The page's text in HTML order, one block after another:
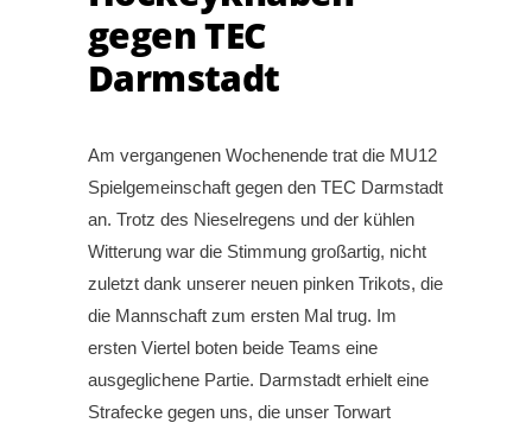
gegen TEC
Darmstadt
Am vergangenen Wochenende trat die MU12
Spielgemeinschaft gegen den TEC Darmstadt
an. Trotz des Nieselregens und der kühlen
Witterung war die Stimmung großartig, nicht
zuletzt dank unserer neuen pinken Trikots, die
die Mannschaft zum ersten Mal trug. Im
ersten Viertel boten beide Teams eine
ausgeglichene Partie. Darmstadt erhielt eine
Strafecke gegen uns, die unser Torwart